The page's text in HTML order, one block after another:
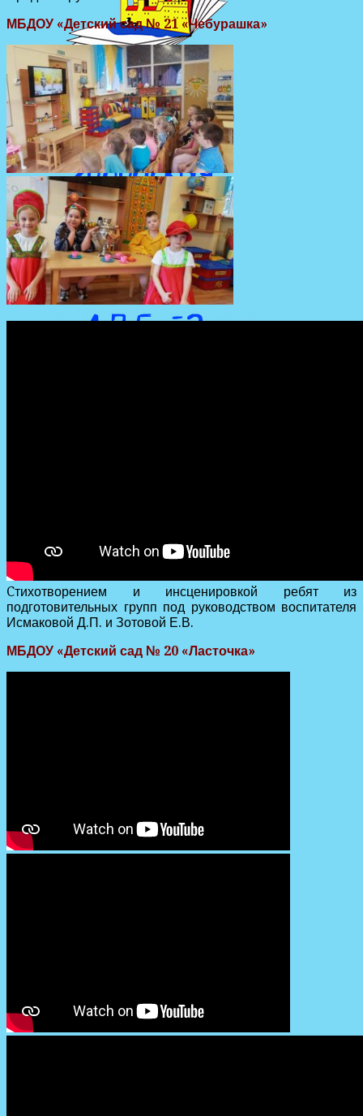
МБДОУ «Детский сад № 21 «Чебурашка»
Cтихотворением и инсценировкой ребят из
подготовительных групп под руководством воспитателя
Исмаковой Д.П. и Зотовой Е.В.
МБДОУ «Детский сад № 20 «Ласточка»